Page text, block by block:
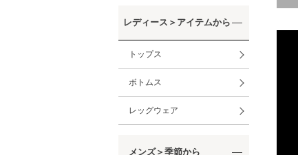
レディース＞アイテムから
トップス
ボトムス
レッグウェア
メンズ＞季節から